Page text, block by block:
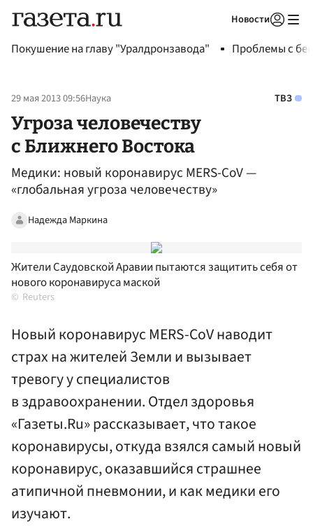
Новости
Покушение на главу "Уралдронзавода" Проблемы с
29 мая 2013 09:56Наука ТВЗ
Угроза человечеству
с Ближнего Востока
Медики: новый коронавирус MERS-CoV —
«глобальная угроза человечеству»
Надежда Маркина
Жители Саудовской Аравии пытаются защитить себя от
нового коронавируса маской
Reuters
Новый коронавирус MERS-CoV наводит
страх на жителей Земли и вызывает
тревогу у специалистов
в здравоохранении. Отдел здоровья
«Газеты.Ru» рассказывает, что такое
коронавирусы, откуда взялся самый новый
коронавирус, оказавшийся страшнее
атипичной пневмонии, и как медики его
изучают.